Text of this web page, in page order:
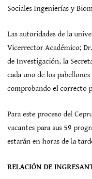
Sociales Ingenierías y
Las autoridades de la
Vicerrector Académico;
de Investigación, la
cada uno de los
comprobando el correcto
Para este proceso del
vacantes para sus 59
estarán en horas de la
RELACIÓN DE